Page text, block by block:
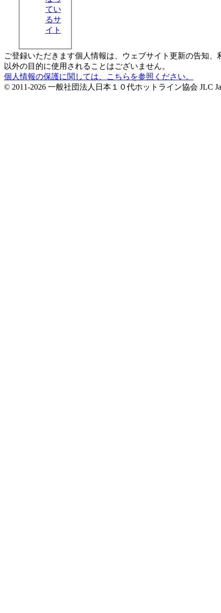
てい
るサ
イト
ご登録いただきます個人情報は、ウェブサイト更新の告知
以外の目的に使用されることはございません。
個人情報の保護に関しては、こちらを参照ください。
© 2011-2026 一般社団法人日本１０代ホットライン協会 JLC